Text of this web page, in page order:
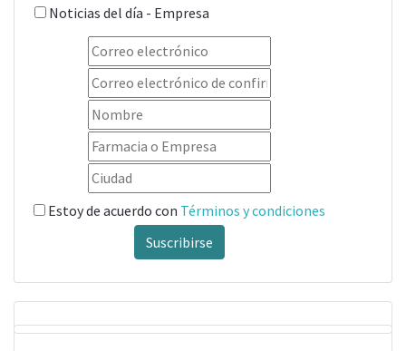
Noticias del día - Empresa
Estoy de acuerdo con Términos y condiciones
Suscribirse